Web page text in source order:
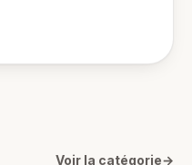
Voir la catégorie→